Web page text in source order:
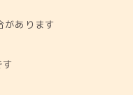
があります